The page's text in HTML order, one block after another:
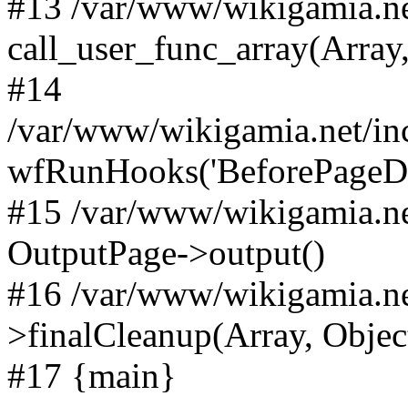
#14
/var/www/wikigamia.net/
#15 /var/www/
OutputPage->output()
#16 /var/www/
>finalCleanup(Array,
#17 {main}